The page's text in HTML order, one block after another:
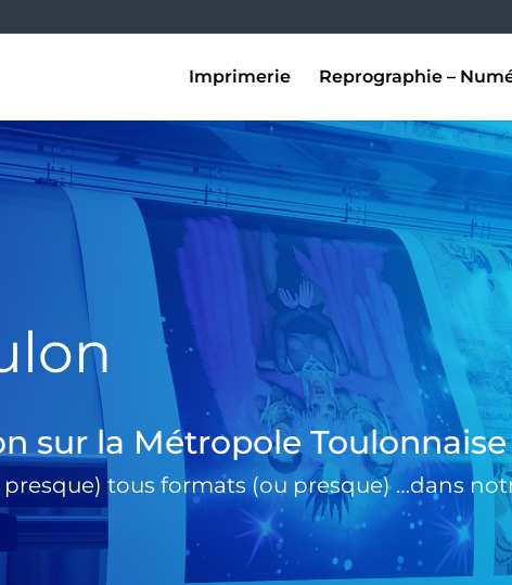
Imprimerie Reprographie –
sur la Métropole Toulonnaise
tous formats (ou presque) …dans